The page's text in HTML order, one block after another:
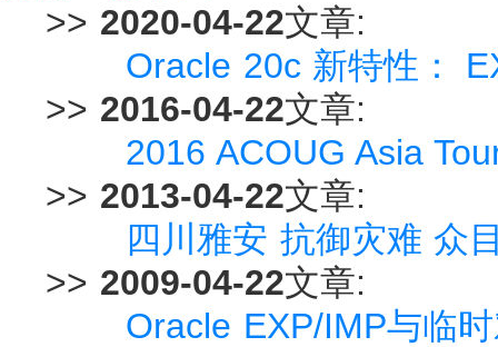
>> 2020-04-22文章:
Oracle 20c 新特性：
>> 2016-04-22文章:
2016 ACOUG Asia
>> 2013-04-22文章:
四川雅安 抗御灾难 众
>> 2009-04-22文章:
Oracle EXP/IMP与临